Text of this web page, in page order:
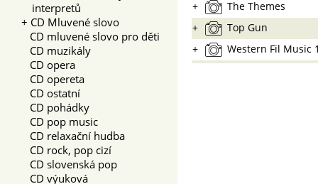
interpretů
+ CD Mluvené slovo
CD mluvené slovo pro děti
CD muzikály
CD opera
CD opereta
CD ostatní
CD pohádky
CD pop music
CD relaxační hudba
CD rock, pop cizí
CD slovenská pop
CD výuková
+
The Themes
+
Top Gun
+
Western Fil Music